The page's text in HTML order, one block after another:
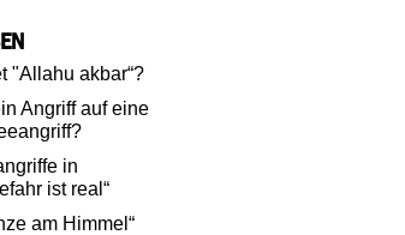
"Allahu akbar“?
Angriff auf eine
in
ist real“
am Himmel“